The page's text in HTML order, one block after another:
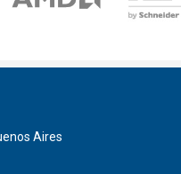
Aires